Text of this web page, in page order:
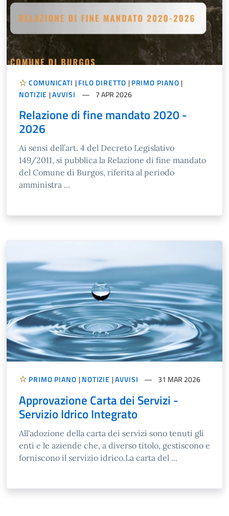
COMUNICATI |FILO DIRETTO |PRIMO PIANO |
NOTIZIE |AVVISI 7 APR 2026
Relazione di fine mandato 2020 -
2026
Ai sensi dell’art. 4 del Decreto Legislativo
149/2011, si pubblica la Relazione di fine mandato
del Comune di Burgos, riferita al periodo
amministra ...
PRIMO PIANO |NOTIZIE |AVVISI 31 MAR 2026
Approvazione Carta dei Servizi -
Servizio Idrico Integrato
All'adozione della carta dei servizi sono tenuti gli
enti e le aziende che, a diverso titolo, gestiscono e
forniscono il servizio idrico.La carta del ...